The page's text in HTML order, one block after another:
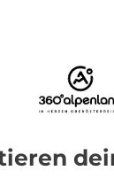
Beitrag